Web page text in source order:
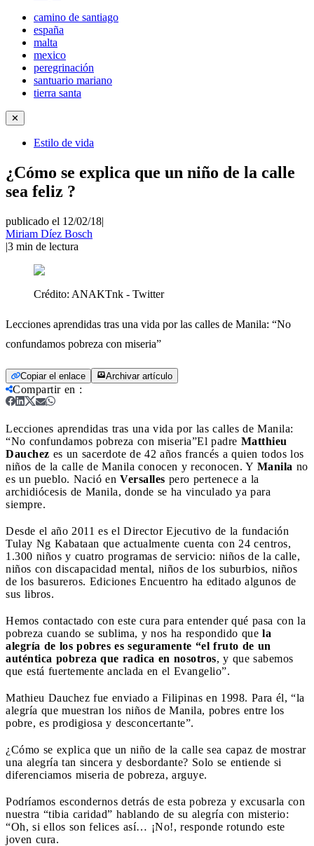
camino de santiago
españa
malta
mexico
peregrinación
santuario mariano
tierra santa
✕
Estilo de vida
¿Cómo se explica que un niño de la calle
sea feliz ?
publicado el 12/02/18|
Miriam Díez Bosch
|3 min de lectura
Crédito: ANAKTnk - Twitter
Lecciones aprendidas tras una vida por las calles de Manila: “No
confundamos pobreza con miseria”
Copiar el enlace Archivar artículo
Compartir en :
Lecciones aprendidas tras una vida por las calles de Manila:
“No confundamos pobreza con miseria”El padre Matthieu
Dauchez es un sacerdote de 42 años francés a quien todos los
niños de la calle de Manila conocen y reconocen. Y Manila no
es un pueblo. Nació en Versalles pero pertenece a la
archidiócesis de Manila, donde se ha vinculado ya para
siempre.
Desde el año 2011 es el Director Ejecutivo de la fundación
Tulay Ng Kabataan que actualmente cuenta con 24 centros,
1.300 niños y cuatro programas de servicio: niños de la calle,
niños con discapacidad mental, niños de los suburbios, niños
de los basureros. Ediciones Encuentro ha editado algunos de
sus libros.
Hemos contactado con este cura para entender qué pasa con la
pobreza cuando se sublima, y nos ha respondido que la
alegría de los pobres es seguramente “el fruto de un
auténtica pobreza que radica en nosotros, y que sabemos
que está fuertemente anclada en el Evangelio”.
Mathieu Dauchez fue enviado a Filipinas en 1998. Para él, “la
alegría que muestran los niños de Manila, pobres entre los
pobre, es prodigiosa y desconcertante”.
¿Cómo se explica que un niño de la calle sea capaz de mostrar
una alegría tan sincera y desbordante? Solo se entiende si
diferenciamos miseria de pobreza, arguye.
Podríamos escondernos detrás de esta pobreza y excusarla con
nuestra “tibia caridad” hablando de su alegría con misterio:
“Oh, si ellos son felices así… ¡No!, responde rotundo este
joven cura.